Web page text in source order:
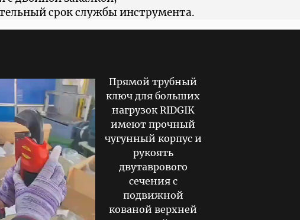
срок службы инструмента.
Прямой трубный
ключ для больших
нагрузок RIDGIK
имеют прочный
чугунный корпус и
рукоять
двутаврового
сечения с
подвижной
кованой верхней